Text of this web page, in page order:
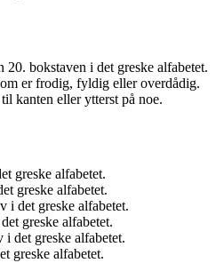
20. bokstaven i det greske alfabetet.
er frodig, fyldig eller overdådig.
kanten eller ytterst på noe.
greske alfabetet.
greske alfabetet.
i det greske alfabetet.
greske alfabetet.
i det greske alfabetet.
greske alfabetet.